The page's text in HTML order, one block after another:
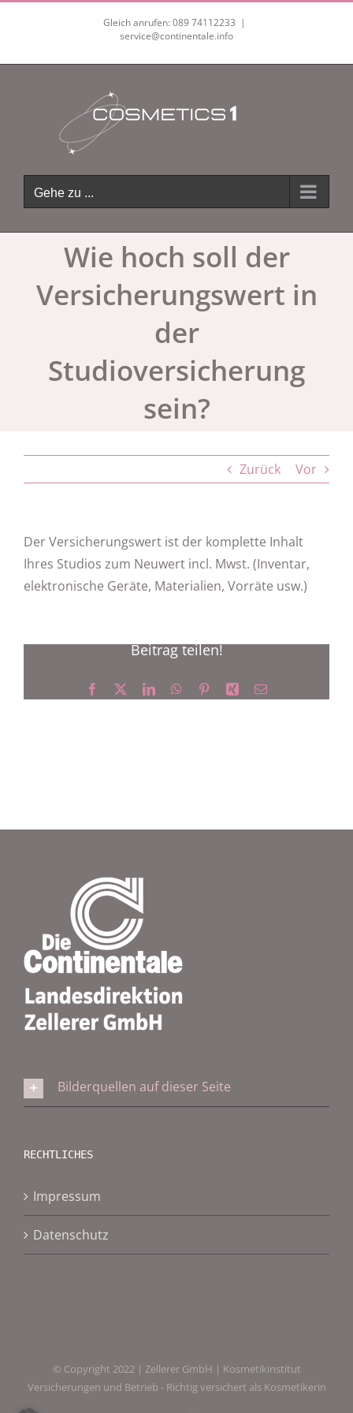
Gleich anrufen: 089 74112233 |
service@continentale.info
Gehe zu ...
Wie hoch soll der
Versicherungswert in
der
Studioversicherung
sein?
Zurück Vor
Der Versicherungswert ist der komplette Inhalt
Ihres Studios zum Neuwert incl. Mwst. (Inventar,
elektronische Geräte, Materialien, Vorräte usw.)
Beitrag teilen!
Facebook LinkedInWhatsApp
PinterestXing E-
Mail
Bilderquellen auf dieser Seite
RECHTLICHES
Impressum
Datenschutz
© Copyright 2022 | Zellerer GmbH | Kosmetikinstitut
Versicherungen und Betrieb - Richtig versichert als Kosmetikerin